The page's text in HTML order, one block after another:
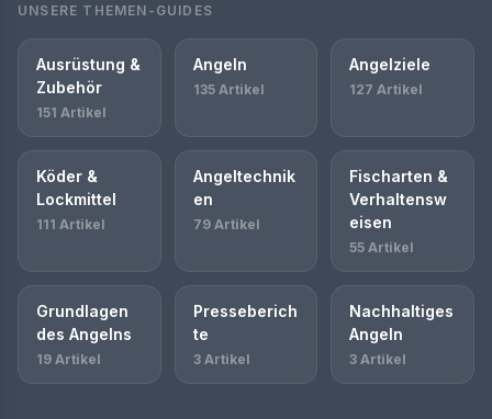
UNSERE THEMEN-GUIDES
Ausrüstung &
Zubehör
151 Artikel
Angeln
135 Artikel
Angelziele
127 Artikel
Köder &
Lockmittel
111 Artikel
Angeltechnik
en
79 Artikel
Fischarten &
Verhaltensw
eisen
55 Artikel
Grundlagen
des Angelns
19 Artikel
Presseberich
te
3 Artikel
Nachhaltiges
Angeln
3 Artikel